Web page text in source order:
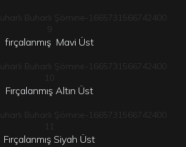
fırçalanmış Mavi Üst
Fırçalanmış Altın Üst
Fırçalanmış Siyah Üst